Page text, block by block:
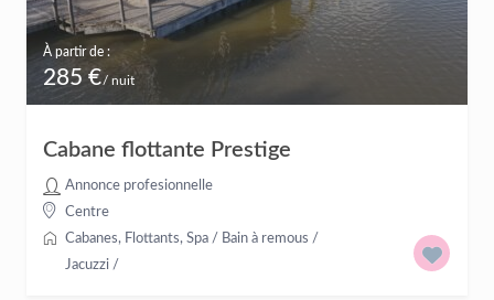
À partir de :
285 €/ nuit
Cabane flottante Prestige
Annonce profesionnelle
Centre
Cabanes, Flottants, Spa / Bain à remous /
Jacuzzi /